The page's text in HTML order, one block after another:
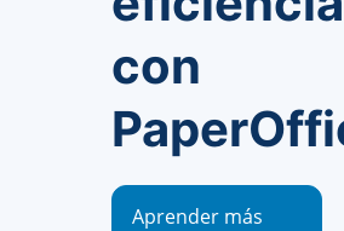
con
Aprender más